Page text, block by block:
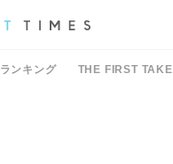
ランキング THE FIRST TAKE